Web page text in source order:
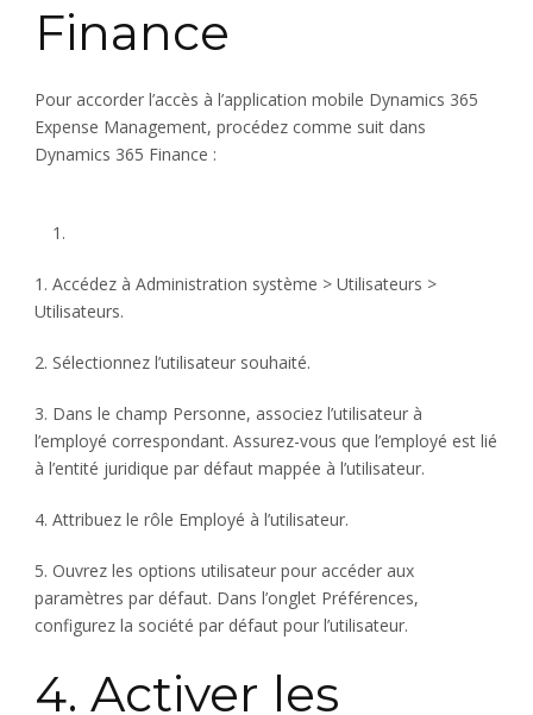
Finance
Pour accorder l’accès à l’application mobile Dynamics 365
Expense Management, procédez comme suit dans
Dynamics 365 Finance :
1. Accédez à Administration système > Utilisateurs >
Utilisateurs.
2. Sélectionnez l’utilisateur souhaité.
3. Dans le champ Personne, associez l’utilisateur à
l’employé correspondant. Assurez-vous que l’employé est lié
à l’entité juridique par défaut mappée à l’utilisateur.
4. Attribuez le rôle Employé à l’utilisateur.
5. Ouvrez les options utilisateur pour accéder aux
paramètres par défaut. Dans l’onglet Préférences,
configurez la société par défaut pour l’utilisateur.
4. Activer les